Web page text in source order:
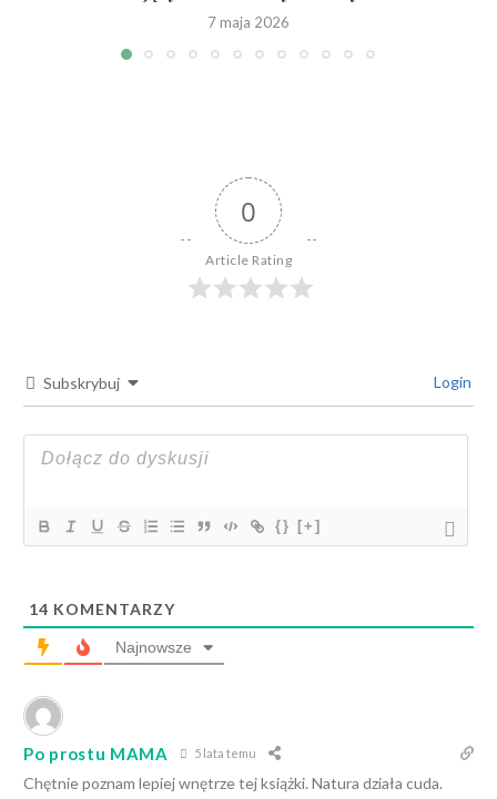
7 maja 2026
0
Article Rating
Subskrybuj Login
{} [+]
14 KOMENTARZY
Najnowsze
Po prostu MAMA 5 lata temu
Chętnie poznam lepiej wnętrze tej książki. Natura działa cuda.